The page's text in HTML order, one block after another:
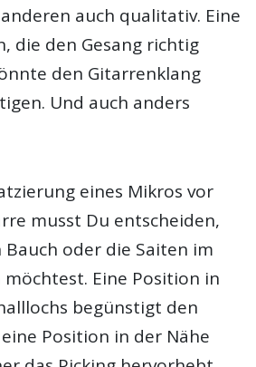
auch qualitativ. Eine
die den Gesang richtig
den Gitarrenklang
Und auch anders
eines Mikros vor
musst Du entscheiden,
oder die Saiten im
Eine Position in
begünstigt den
Position in der Nähe